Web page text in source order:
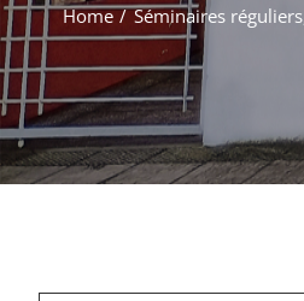
Home Séminaires réguliers